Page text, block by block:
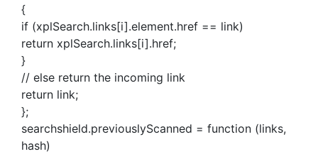
{
if (xplSearch.links[i].element.href == link)
return xplSearch.links[i].href;
}
// else return the incoming link
return link;
};
searchshield.previouslyScanned = function (links,
hash)